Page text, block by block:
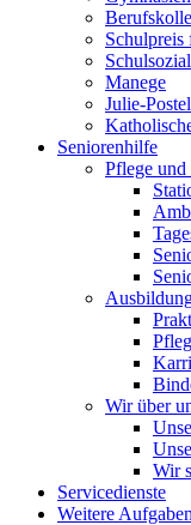
Schulpreis
Manege
Julie-
Seniorenhilfe
Pflege
Wir über
Wir
Servicedienste
Weitere Aufgaben